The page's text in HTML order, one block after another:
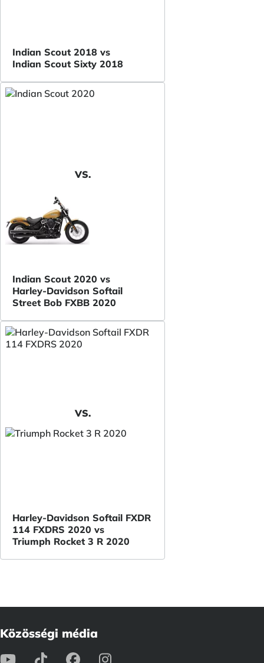
Indian Scout 2018 vs
Indian Scout Sixty 2018
VS.
Indian Scout 2020 vs
Harley-Davidson Softail
Street Bob FXBB 2020
VS.
Harley-Davidson Softail FXDR
114 FXDRS 2020 vs
Triumph Rocket 3 R 2020
Közösségi média